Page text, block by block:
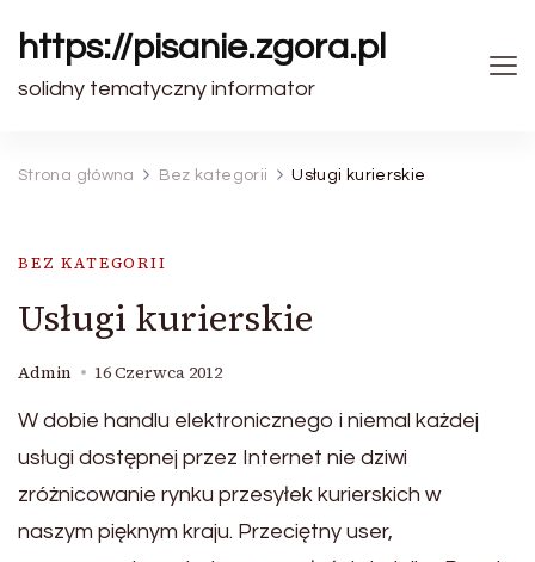
https://pisanie.zgora.pl
solidny tematyczny informator
Strona główna Bez kategorii Usługi kurierskie
BEZ KATEGORII
Usługi kurierskie
Admin 16 Czerwca 2012
W dobie handlu elektronicznego i niemal każdej
usługi dostępnej przez Internet nie dziwi
zróżnicowanie rynku przesyłek kurierskich w
naszym pięknym kraju. Przeciętny user,